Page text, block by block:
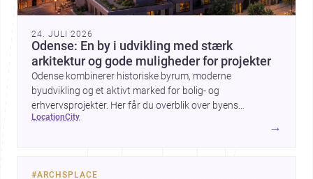
24. JULI 2026
Odense: En by i udvikling med stærk
arkitektur og gode muligheder for projekter
Odense kombinerer historiske byrum, moderne
byudvikling og et aktivt marked for bolig- og
erhvervsprojekter. Her får du overblik over byens
arkitektur, byggemæssige prisniveau og hvorfor byen er
interessant for dig, der planlægger at bygge, renovere eller
location city
→
#ARCHSPLACE